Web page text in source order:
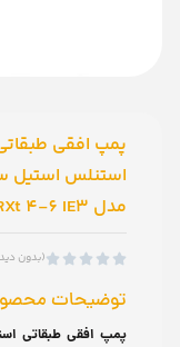
پمپ افقی
استنلس استیل
مدل MRXt 4-6 IE3




(بدون
توضیحات
پمپ افقی طبقاتی